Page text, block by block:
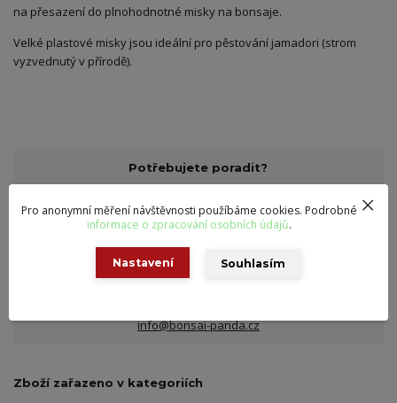
na přesazení do plnohodnotné misky na bonsaje.
Velké plastové misky jsou ideální pro pěstování jamadori (strom
vyzvednutý v přírodě).
Potřebujete poradit?
+420 728 854 373
info@bonsai-panda.cz
Zboží zařazeno v kategoriích
Pro anonymní měření návštěvnosti použíbáme cookies. Podrobné
informace o zpracování osobních údajů.
Nastavení Souhlasím